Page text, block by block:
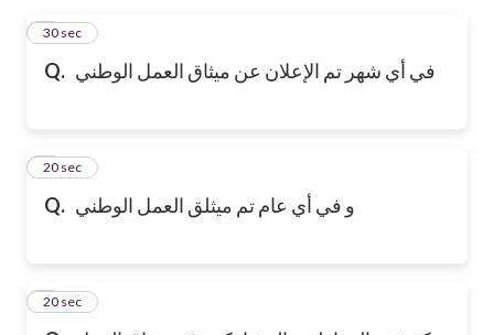
Q. في أي شهر تم الإعلان عن ميثاق العمل الوطني
1
30 sec
Q. و في أي عام تم ميثلق العمل الوطني
2
20 sec
3
20 sec